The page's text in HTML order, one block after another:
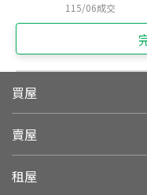
115/06成交
買屋
賣屋
租屋